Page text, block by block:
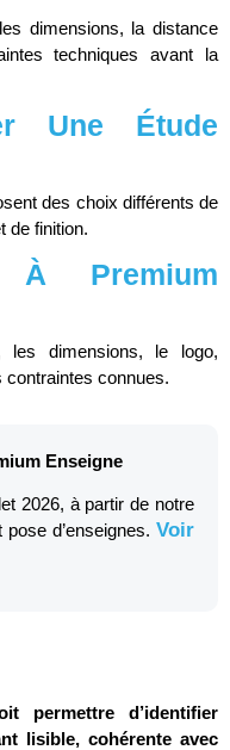
dimensions, la distance
techniques avant la
Une Étude
des choix différents de
de finition.
À Premium
dimensions, le logo,
contraintes connues.
Enseigne
2026, à partir de notre
d’enseignes. Voir
permettre d’identifier
lisible, cohérente avec